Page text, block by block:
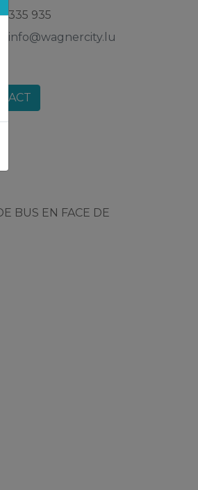
: 335 935
info@wagnercity.lu
BUS EN FACE DE